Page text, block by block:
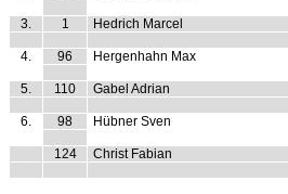
3. 1 Hedrich Marcel
4. 96 Hergenhahn Max
5. 110 Gabel Adrian
6. 98 Hübner Sven
124 Christ Fabian